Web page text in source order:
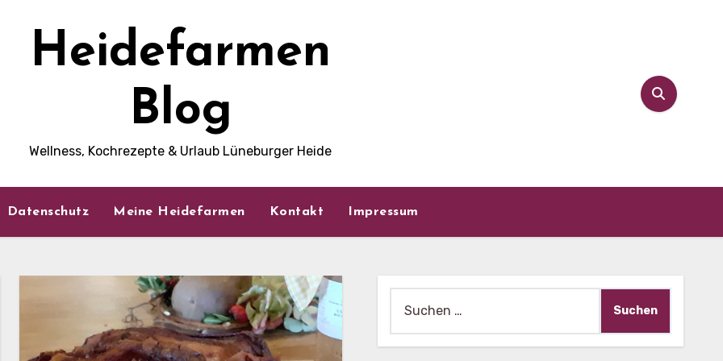
Heidefarmen
Blog
Wellness, Kochrezepte & Urlaub Lüneburger Heide
Datenschutz Meine Heidefarmen Kontakt Impressum
nach: